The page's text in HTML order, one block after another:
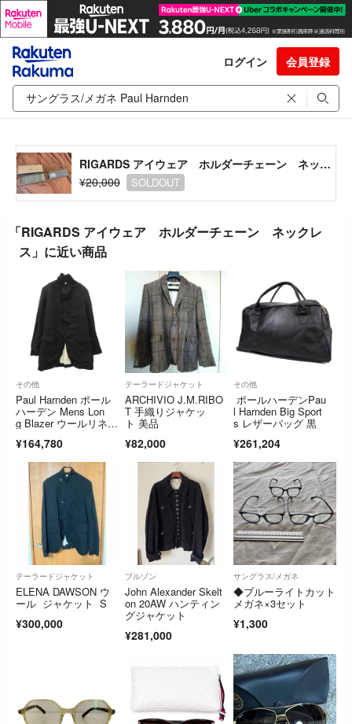
ログイン 会員登録
RIGARDS アイウェア ホルダーチェーン ネックレス
¥20,000
SOLDOUT
「RIGARDS アイウェア ホルダーチェーン ネックレ
ス」に近い商品
その他
Paul Harnden ポール
ハーデン Mens Lon
g Blazer ウールリネ
ザー ジャケット グレ
ー系 L【中古】
¥164,780
テーラードジャケット
ARCHIVIO J.M.RIBO
T 手織りジャケッ
ト 美品
¥82,000
その他
ポールハーデンPau
l Harnden Big Sport
s レザーバッグ 黒
¥261,204
テーラードジャケット
ELENA DAWSON ウ
ール ジャケット S
¥300,000
ブルゾン
John Alexander Skelt
on 20AW ハンティン
グジャケット
¥281,000
サングラス/メガネ
◆ブルーライトカット
メガネ×3セット
¥1,300